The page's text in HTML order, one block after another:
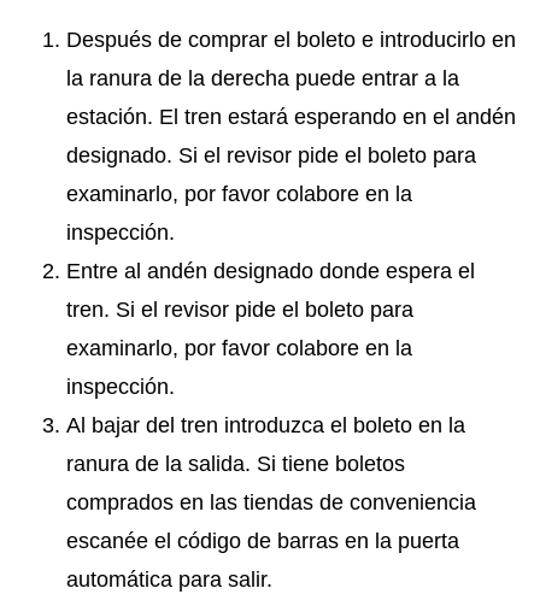
Después de comprar el boleto e introducirlo en
la ranura de la derecha puede entrar a la
estación. El tren estará esperando en el andén
designado. Si el revisor pide el boleto para
examinarlo, por favor colabore en la
inspección.
Entre al andén designado donde espera el
tren. Si el revisor pide el boleto para
examinarlo, por favor colabore en la
inspección.
Al bajar del tren introduzca el boleto en la
ranura de la salida. Si tiene boletos
comprados en las tiendas de conveniencia
escanée el código de barras en la puerta
automática para salir.